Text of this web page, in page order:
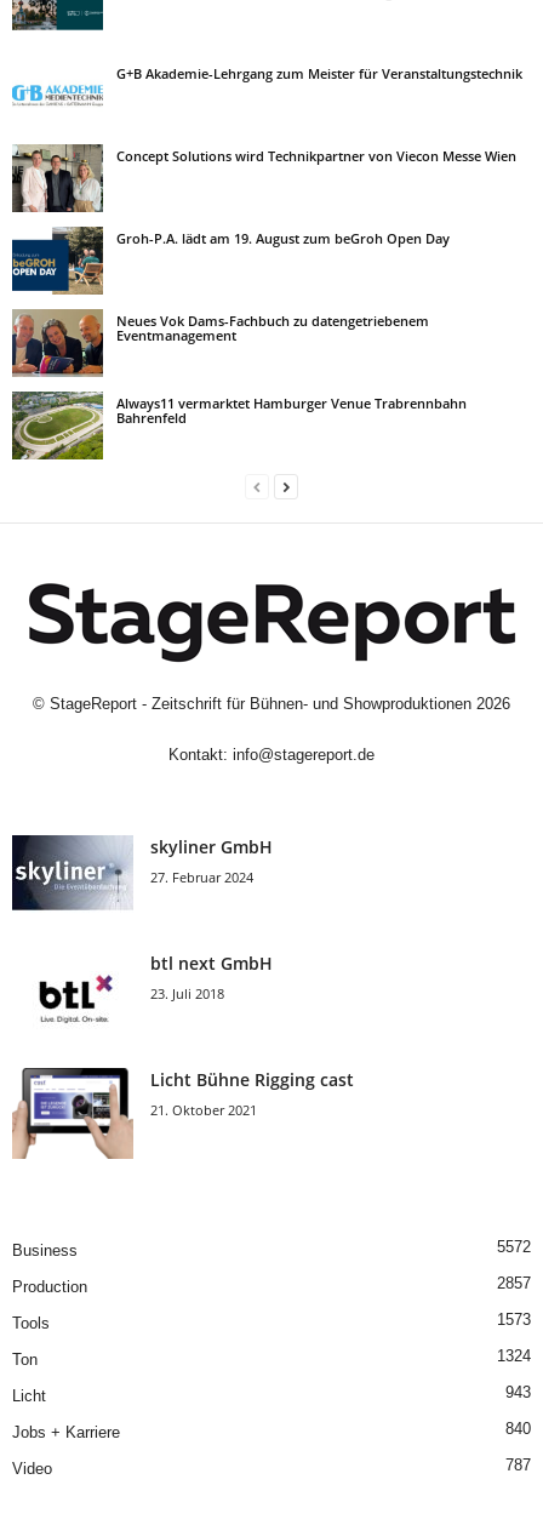
G+B Akademie-Lehrgang zum Meister für Veranstaltungstechnik
Concept Solutions wird Technikpartner von Viecon Messe Wien
Groh-P.A. lädt am 19. August zum beGroh Open Day
Neues Vok Dams-Fachbuch zu datengetriebenem
Eventmanagement
Always11 vermarktet Hamburger Venue Trabrennbahn
Bahrenfeld
© StageReport - Zeitschrift für Bühnen- und Showproduktionen 2026
Kontakt: info@stagereport.de
skyliner GmbH
27. Februar 2024
btl next GmbH
23. Juli 2018
Licht Bühne Rigging cast
21. Oktober 2021
Business 5572
Production 2857
Tools 1573
Ton 1324
Licht 943
Jobs + Karriere 840
Video 787